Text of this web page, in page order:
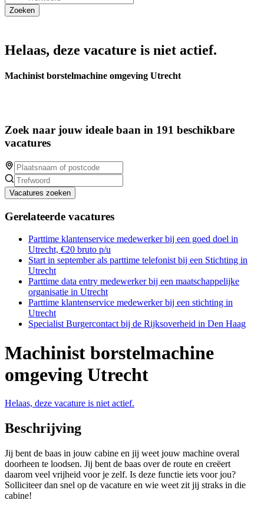
Helaas, deze vacature is niet actief.
Machinist borstelmachine omgeving Utrecht
Zoek naar jouw ideale baan in 191 beschikbare
vacatures
Vacatures zoeken
Gerelateerde vacatures
Parttime klantenservice medewerker bij een goed doel in
Utrecht, €20 bruto p/u
Start in september als parttime telefonist bij een Stichting in
Utrecht
Parttime data entry medewerker bij een maatschappelijke
organisatie in Utrecht
Parttime klantenservice medewerker bij een stichting in
Utrecht
Specialist Burgercontact bij de Rijksoverheid in Den Haag
Machinist borstelmachine
omgeving Utrecht
Helaas, deze vacature is niet actief.
Beschrijving
Jij bent de baas in jouw cabine en jij weet jouw machine overal
doorheen te loodsen. Jij bent de baas over de route en creëert
daarom veel vrijheid voor je zelf. Is deze functie iets voor jou?
Solliciteer dan snel op de vacature en wie weet zit jij straks in die
cabine!